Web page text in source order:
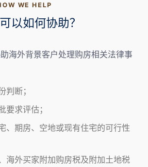
WE HELP
以如何协助？
海外背景客户处理购房相关法律事
判断；
要求评估；
、期房、空地或现有住宅的可行性
海外买家附加购房税及附加土地税